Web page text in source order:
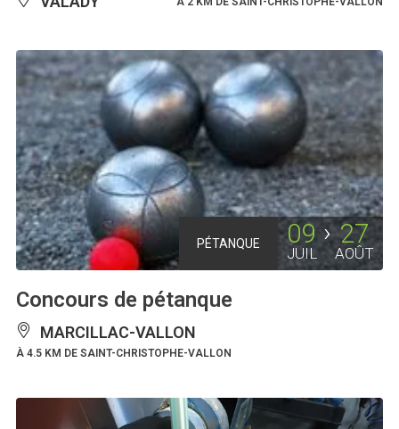
PÉTANQUE 09
JUIL
27
AOÛT
Concours de pétanque
MARCILLAC-VALLON
À 4.5 KM DE SAINT-CHRISTOPHE-VALLON